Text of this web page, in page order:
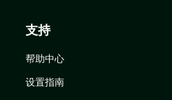
支持
帮助中心
设置指南